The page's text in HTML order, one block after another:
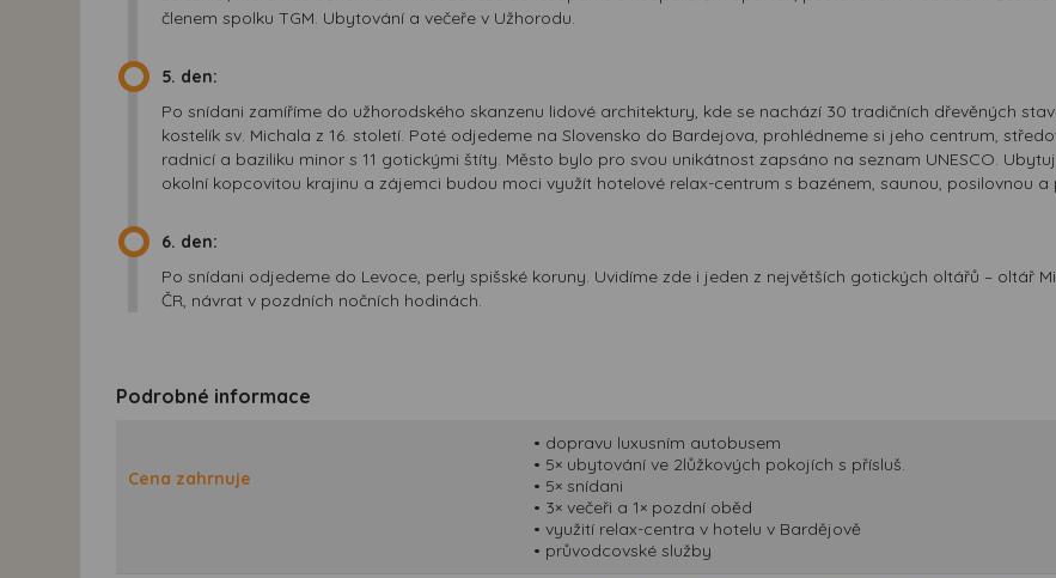
členem spolku TGM. Ubytování a večeře v Užhorodu.
5. den:
Po snídani zamíříme do užhorodského skanzenu lidové architektury, kde se nachází 30 tradičních dřevěných
kostelík sv. Michala z 16. století. Poté odjedeme na Slovensko do Bardejova, prohlédneme si jeho centrum,
radnicí a baziliku minor s 11 gotickými štíty. Město bylo pro svou unikátnost zapsáno na seznam UNESCO.
okolní kopcovitou krajinu a zájemci budou moci využít hotelové relax-centrum s bazénem, saunou, posilovnou a
6. den:
Po snídani odjedeme do Levoce, perly spišské koruny. Uvidíme zde i jeden z největších gotických oltářů – oltář
ČR, návrat v pozdních nočních hodinách.
Podrobné informace
Cena zahrnuje
• dopravu luxusním autobusem
• 5× ubytování ve 2lůžkových pokojích s přísluš.
• 5× snídani
• 3× večeři a 1× pozdní oběd
• využití relax-centra v hotelu v Bardějově
• průvodcovské služby